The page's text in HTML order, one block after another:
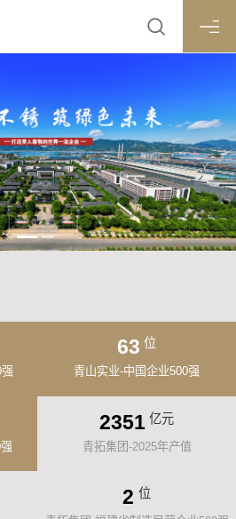
63 位
青山实业-中国企业500强
2351 亿元
青拓集团-2025年产值
2 位